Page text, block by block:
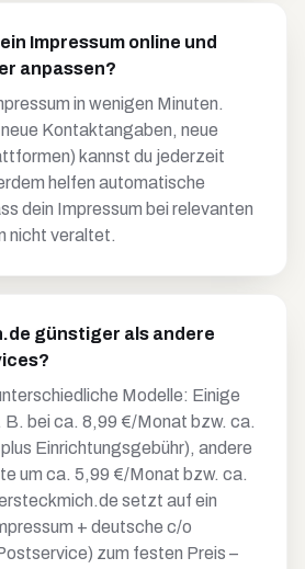
Impressum online und
anpassen?
in wenigen Minuten.
Kontaktangaben, neue
kannst du jederzeit
helfen automatische
dein Impressum bei relevanten
nicht veraltet.
günstiger als andere
Modelle: Einige
bei ca. 8,99 €/Monat bzw. ca.
Einrichtungsgebühr), andere
um ca. 5,99 €/Monat bzw. ca.
setzt auf ein
+ deutsche c/o
zum festen Preis –